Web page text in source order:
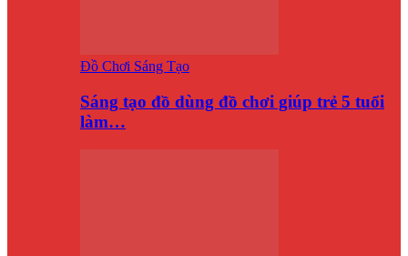
Đồ Chơi Sáng Tạo
Sáng tạo đồ dùng đồ chơi giúp trẻ 5 tuổi
làm…